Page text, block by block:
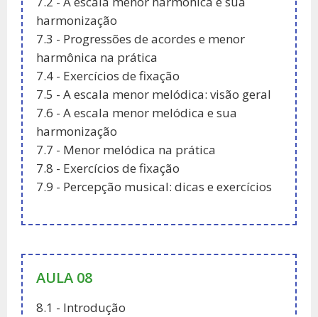
harmonização
7.3 - Progressões de acordes e menor
harmônica na prática
7.4 - Exercícios de fixação
7.5 - A escala menor melódica: visão geral
7.6 - A escala menor melódica e sua
harmonização
7.7 - Menor melódica na prática
7.8 - Exercícios de fixação
7.9 - Percepção musical: dicas e exercícios
AULA 08
8.1 - Introdução